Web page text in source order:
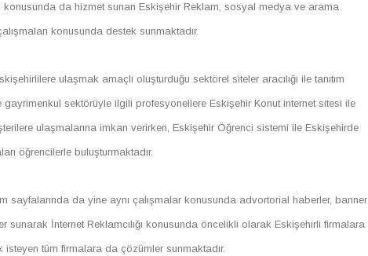
konusunda da hizmet sunan Eskişehir Reklam, sosyal medya ve arama
konusunda destek sunmaktadır.
ulaşmak amaçlı oluşturduğu sektörel siteler aracılığı ile tanıtım
gayrimenkul sektörüyle ilgili profesyonellere Eskişehir Konut internet sitesi ile
ulaşmalarına imkan verirken, Eskişehir Öğrenci sistemi ile Eskişehirde
öğrencilerle buluşturmaktadır.
sayfalarında da yine aynı çalışmalar konusunda advortorial haberler, banner
sunarak İnternet Reklamcılığı konusunda öncelikli olarak Eskişehirli firmalara
tüm firmalara da çözümler sunmaktadır.